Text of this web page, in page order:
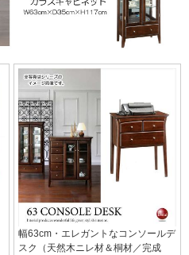
幅63cm・エレガントなコンソールデ
スク（天然木ニレ材＆桐材／完成